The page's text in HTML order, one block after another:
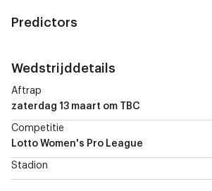
Predictors
Wedstrijddetails
Aftrap
zaterdag 13 maart om TBC
Competitie
Lotto Women's Pro League
Stadion